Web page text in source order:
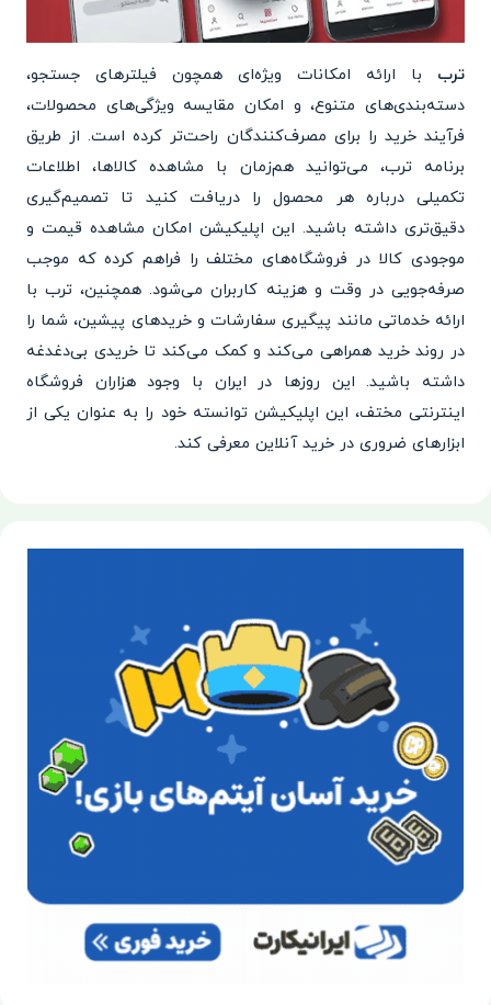
ترب با ارائه امکانات ویژه‌ای همچون فیلترهای جستجو،
دسته‌بندی‌های متنوع، و امکان مقایسه ویژگی‌های محصولات،
فرآیند خرید را برای مصرف‌کنندگان راحت‌تر کرده است. از طریق
برنامه ترب، می‌توانید هم‌زمان با مشاهده کالاها، اطلاعات
تکمیلی درباره هر محصول را دریافت کنید تا تصمیم‌گیری
دقیق‌تری داشته باشید. این اپلیکیشن امکان مشاهده قیمت و
موجودی کالا در فروشگاه‌های مختلف را فراهم کرده که موجب
صرفه‌جویی در وقت و هزینه کاربران می‌شود. همچنین، ترب با
ارائه خدماتی مانند پیگیری سفارشات و خریدهای پیشین، شما را
در روند خرید همراهی می‌کند و کمک می‌کند تا خریدی بی‌دغدغه
داشته باشید. این روزها در ایران با وجود هزاران فروشگاه
اینترنتی مختف، این اپلیکیشن توانسته خود را به عنوان یکی از
ابزارهای ضروری در خرید آنلاین معرفی کند.